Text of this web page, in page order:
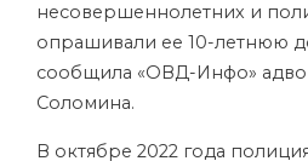
несовершеннолетних и
опрашивали ее 10-летнюю
сообщила «ОВД-Инфо»
Соломина.
В октябре 2022 года